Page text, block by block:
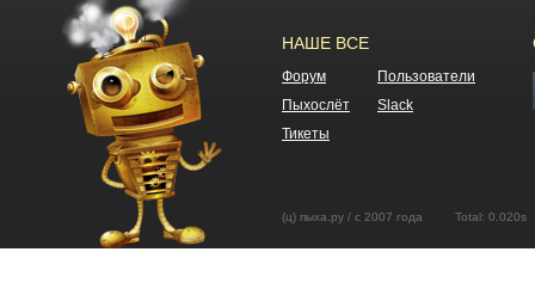
НАШЕ ВСЕ
Форум
Пользователи
Пыхослёт
Slack
Тикеты
(ц) пыха.ру / с 2007 года Total: